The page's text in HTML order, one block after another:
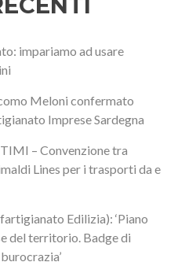
impariamo ad usare
Meloni confermato
Imprese Sardegna
– Convenzione tra
Lines per i trasporti da e
Edilizia): ‘Piano
del territorio. Badge di